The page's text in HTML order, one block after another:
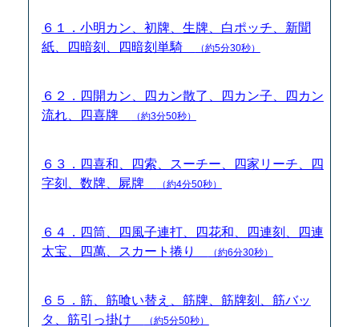
６１．小明カン、初牌、生牌、白ポッチ、新聞
紙、四暗刻、四暗刻単騎
（約5分30秒）
６２．四開カン、四カン散了、四カン子、四カン
流れ、四喜牌
（約3分50秒）
６３．四喜和、四索、スーチー、四家リーチ、四
字刻、数牌、屍牌
（約4分50秒）
６４．四筒、四風子連打、四花和、四連刻、四連
太宝、四萬、スカート捲り
（約6分30秒）
６５．筋、筋喰い替え、筋牌、筋牌刻、筋バッ
タ、筋引っ掛け
（約5分50秒）